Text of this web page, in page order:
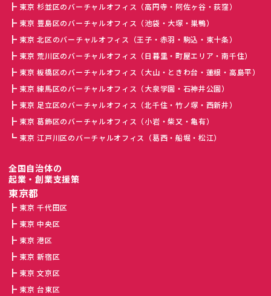
東京 杉並区のバーチャルオフィス（高円寺・阿佐ヶ谷・荻窪）
東京 豊島区のバーチャルオフィス（池袋・大塚・巣鴨）
東京 北区のバーチャルオフィス（王子・赤羽・駒込・東十条）
東京 荒川区のバーチャルオフィス（日暮里・町屋エリア・南千住）
東京 板橋区のバーチャルオフィス（大山・ときわ台・蓮根・高島平）
東京 練馬区のバーチャルオフィス（大泉学園・石神井公園）
東京 足立区のバーチャルオフィス（北千住・竹ノ塚・西新井）
東京 葛飾区のバーチャルオフィス（小岩・柴又・亀有）
東京 江戸川区のバーチャルオフィス（葛西・船堀・松江）
全国自治体の
起業・創業支援策
東京都
東京 千代田区
東京 中央区
東京 港区
東京 新宿区
東京 文京区
東京 台東区